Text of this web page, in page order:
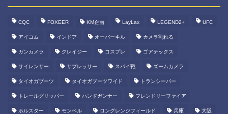
CQC FOXEER KM企画 LayLax LEGEND2+ UFC
アイコム インドア オーバーキル カメラ割れる
ガンカメラ クレイジー コスプレ ゴアテックス
サイレンサー サプレッサー スパイ戦 ズームカメラ
タイオガブーツ タイオガブーツワイド トランシーバー
トレールグリッパー ハンドガンナー フレンドリーファイア
ホルスター モンベル ロングレンジフィールド 兵庫 大阪